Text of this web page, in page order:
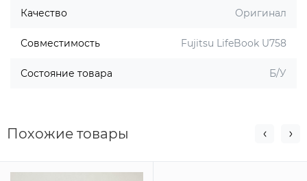
Качество Оригинал
Совместимость Fujitsu LifeBook U758
Состояние товара Б/У
Похожие товары